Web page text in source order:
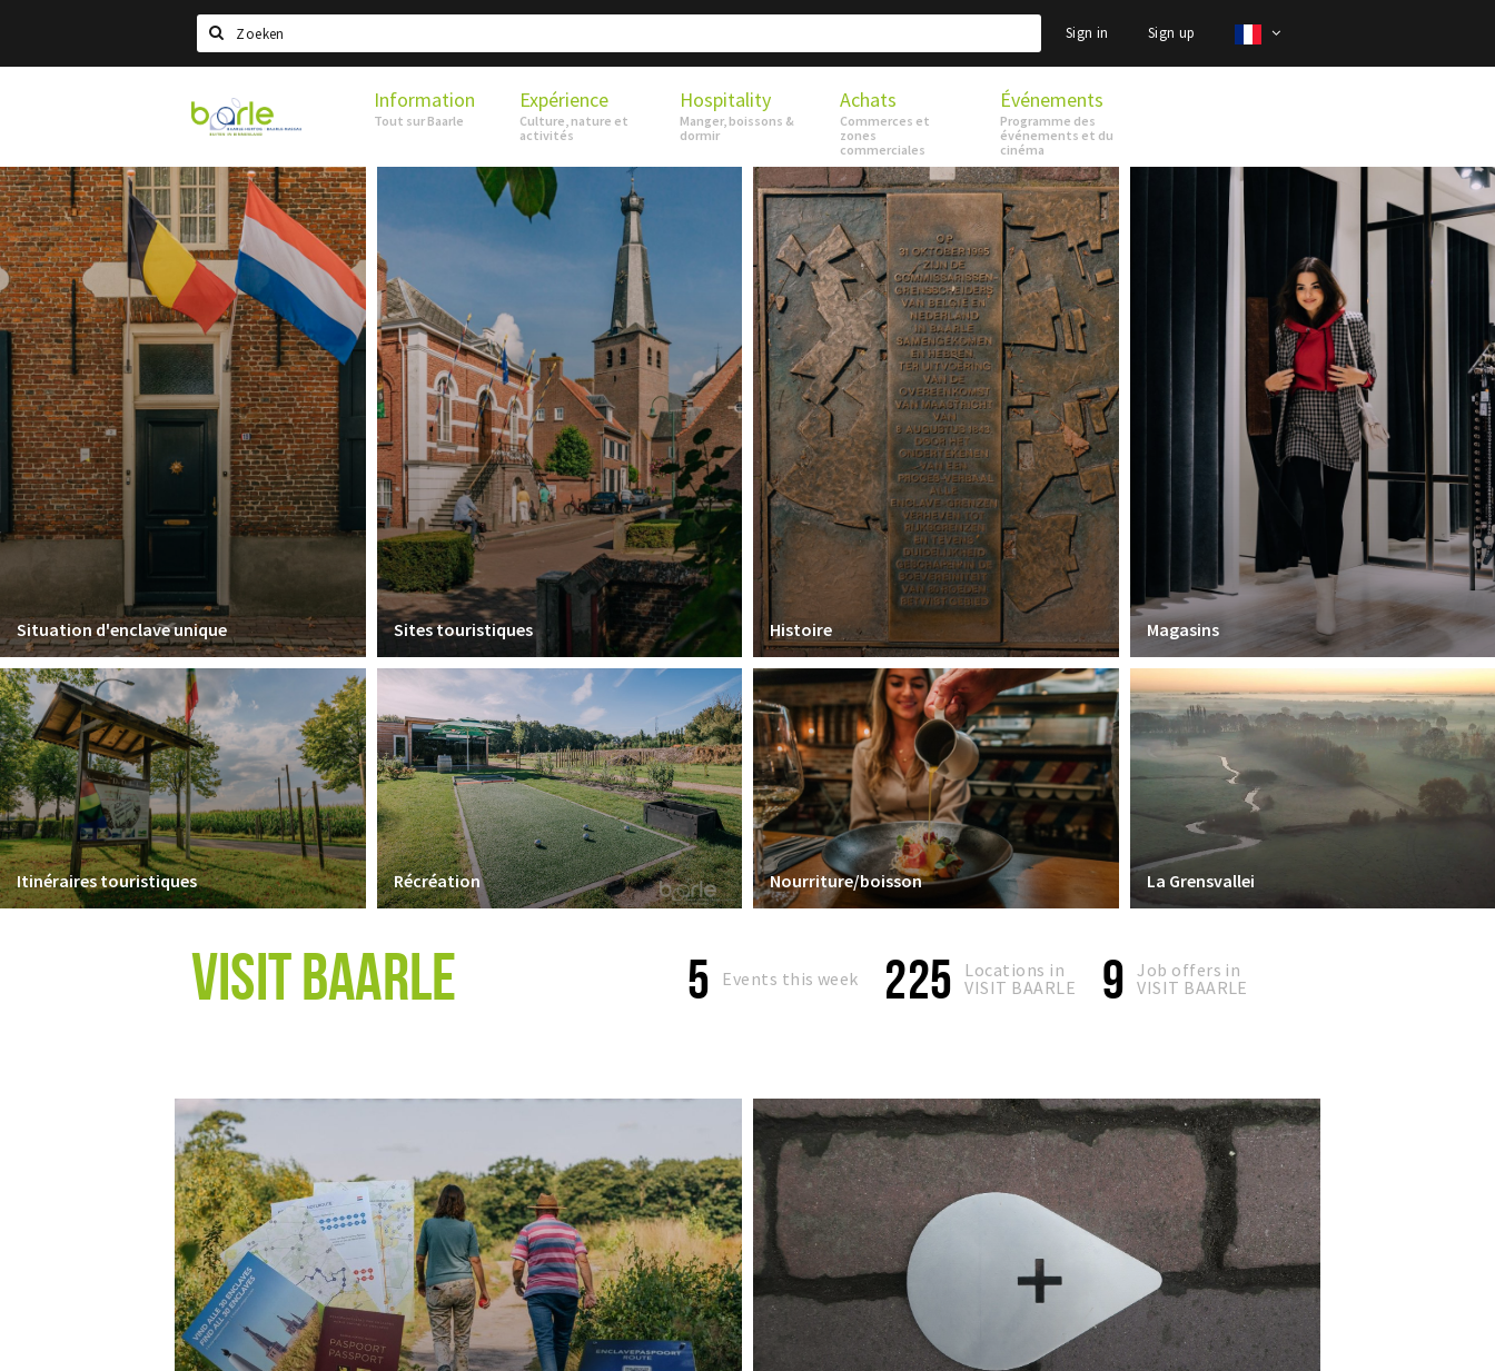
Search
Sign in Sign up
Visit
Baarle
Information
Tout sur Baarle
Expérience
Culture, nature et
activités
Hospitality
Manger, boissons &
dormir
Achats
Commerces et
zones
commerciales
Événements
Programme des
événements et du
cinéma
Situation d'enclave unique Sites touristiques Histoire Magasins
Itinéraires touristiques Récréation Nourriture/boisson La Grensvallei
VISIT BAARLE 5 Events this week 225
Locations in
VISIT BAARLE
9
Job offers in
VISIT BAARLE